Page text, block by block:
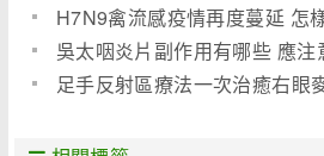
H7N9禽流感疫情再度蔓延 怎
吳太咽炎片副作用有哪些 應注
足手反射區療法一次治癒右眼